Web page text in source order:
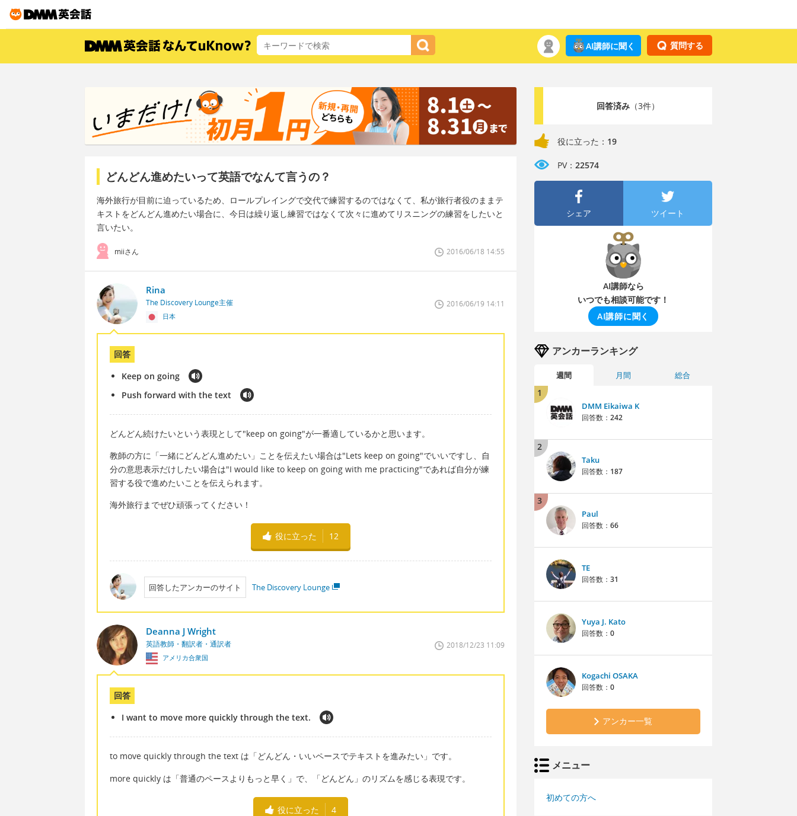
質問する
AI講師に聞く
どんどん進めたいって英語でなんて言うの？
海外旅行が目前に迫っているため、ロールプレイングで交代で練習するのではなくて、私が旅行者役のままテ
キストをどんどん進めたい場合に、今日は繰り返し練習ではなくて次々に進めてリスニングの練習をしたいと
言いたい。
miiさん 2016/06/18 14:55
Rina
The Discovery Lounge主催
日本
2016/06/19 14:11
回答
Keep on going
Push forward with the text
どんどん続けたいという表現として"keep on going"が一番適しているかと思います。
教師の方に「一緒にどんどん進めたい」ことを伝えたい場合は"Lets keep on going"でいいですし、自
分の意思表示だけしたい場合は"I would like to keep on going with me practicing"であれば自分が練
習する役で進めたいことを伝えられます。
海外旅行までぜひ頑張ってください！
役に立った 12
回答したアンカーのサイト The Discovery Lounge
Deanna J Wright
英語教師・翻訳者・通訳者
アメリカ合衆国
2018/12/23 11:09
回答
I want to move more quickly through the text.
to move quickly through the text は「どんどん・いいペースでテキストを進みたい」です。
more quickly は「普通のペースよりもっと早く」で、「どんどん」のリズムを感じる表現です。
役に立った 4
回答済み（3件）
役に立った： 19
PV： 22574
シェア ツイート
AI講師なら
いつでも相談可能です！
AI講師に聞く
アンカーランキング
週間 月間 総合
1
DMM Eikaiwa K
回答数： 242
2
Taku
回答数： 187
3
Paul
回答数： 66
TE
回答数： 31
Yuya J. Kato
回答数： 0
Kogachi OSAKA
回答数： 0
アンカー一覧
メニュー
初めての方へ